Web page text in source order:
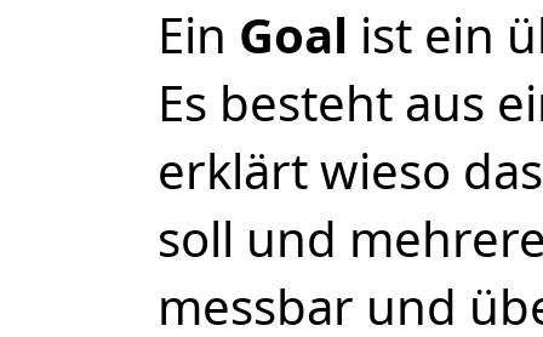
Ein Goal ist ein
Es besteht aus
erklärt wieso
soll und
messbar und